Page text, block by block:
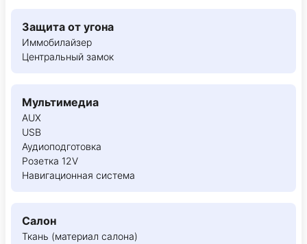
Защита от угона
Иммобилайзер
Центральный замок
Мультимедиа
AUX
USB
Аудиоподготовка
Розетка 12V
Навигационная система
Салон
Ткань (материал салона)